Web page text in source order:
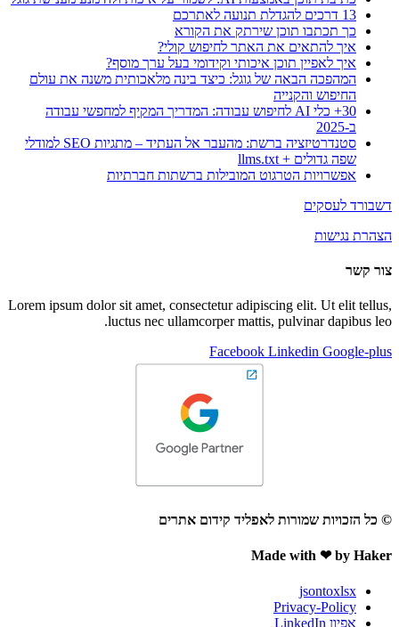
13 דרכים להגדלת תנועה לאתרכם
כך תכתבו תוכן שירתק את הקורא
איך להתאים את האתר לחיפוש קולי?
איך לאפיין תוכן איכותי וקידומי בעל ערך מוסף?
המהפכה הבאה של גוגל: כיצד בינה מלאכותית משנה את עולם
החיפוש והקנייה
30+ כלי AI לחיפוש עבודה: המדריך המקיף למחפשי עבודה
ב-2025
סטנדרטיזציה ברשת: מהעבר אל העתיד – מתגיות SEO למודלי
שפה גדולים + llms.txt
אפשרויות הטרגוט המובילות ברשתות חברתיות
דשבורד לעסקים
הצהרת נגישות
צור קשר
Lorem ipsum dolor sit amet, consectetur adipiscing elit. Ut elit tellus,
luctus nec ullamcorper mattis, pulvinar dapibus leo.
Facebook Linkedin Google-plus
© כל הזכויות שמורות לאפליד קידום אתרים
Made with ❤ by Haker
jsontoxlsx
Privacy-Policy
אפיון LinkedIn